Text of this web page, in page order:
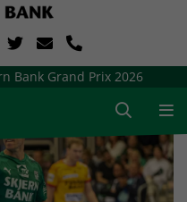
Bank Grand Prix 2026